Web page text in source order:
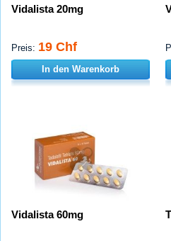
Vidalista 20mg
Preis: 19 Chf
In den Warenkorb
Vidalista 60mg